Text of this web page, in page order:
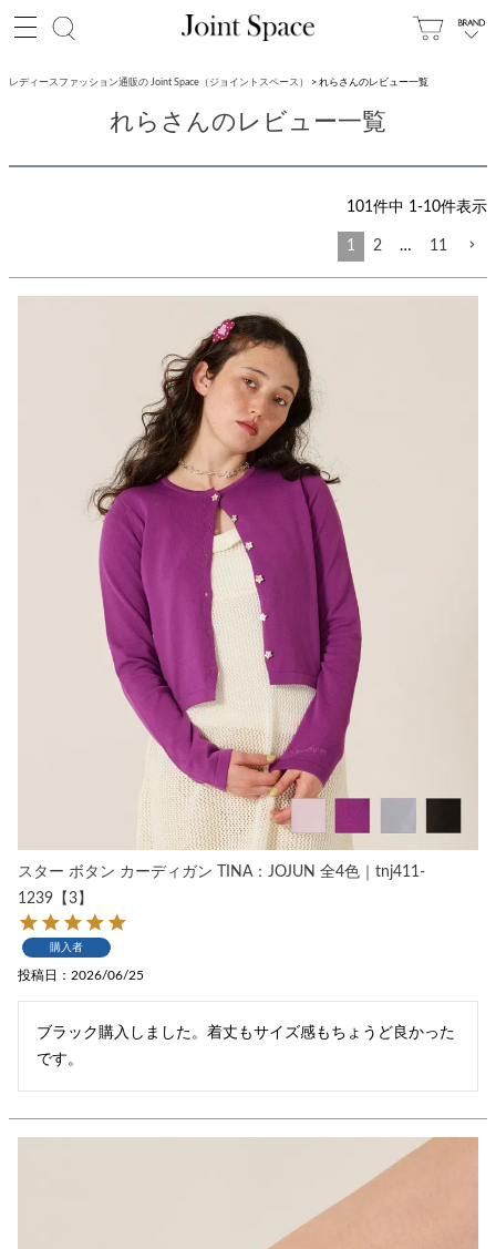
レディースファッション通販の Joint Space（ジョイントスペース） れらさんのレビュー一覧
れらさんのレビュー一覧
101件中 1-10件表示
1 2 … 11
スター ボタン カーディガン TINA：JOJUN 全4色｜tnj411-
1239【3】
購入者
投稿日 2026/06/25
ブラック購入しました。着丈もサイズ感もちょうど良かった
です。